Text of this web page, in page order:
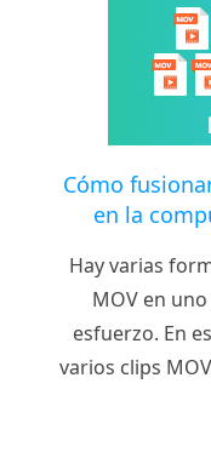
Cómo
en la
Hay varias
MOV en
esfuerzo. En
varios clips